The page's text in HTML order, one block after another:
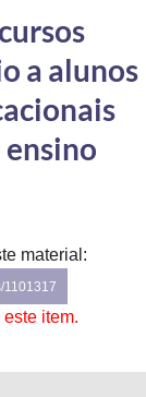
a alunos
material:
1101317
item.